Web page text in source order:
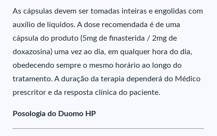
As cápsulas devem ser tomadas inteiras e engolidas com
auxílio de líquidos. A dose recomendada é de uma
cápsula do produto (5mg de finasterida / 2mg de
doxazosina) uma vez ao dia, em qualquer hora do dia,
obedecendo sempre o mesmo horário ao longo do
tratamento. A duração da terapia dependerá do Médico
prescritor e da resposta clínica do paciente.
Posologia do Duomo HP